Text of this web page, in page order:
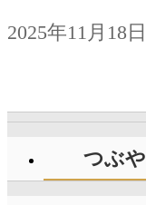
2025年11月18
つぶ